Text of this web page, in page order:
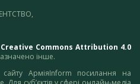
Creative Commons Attribution 4.0
інше.
АрміяInform посилання на